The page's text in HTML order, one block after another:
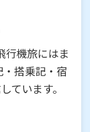
行機旅にはま
搭乗記・宿
ています。